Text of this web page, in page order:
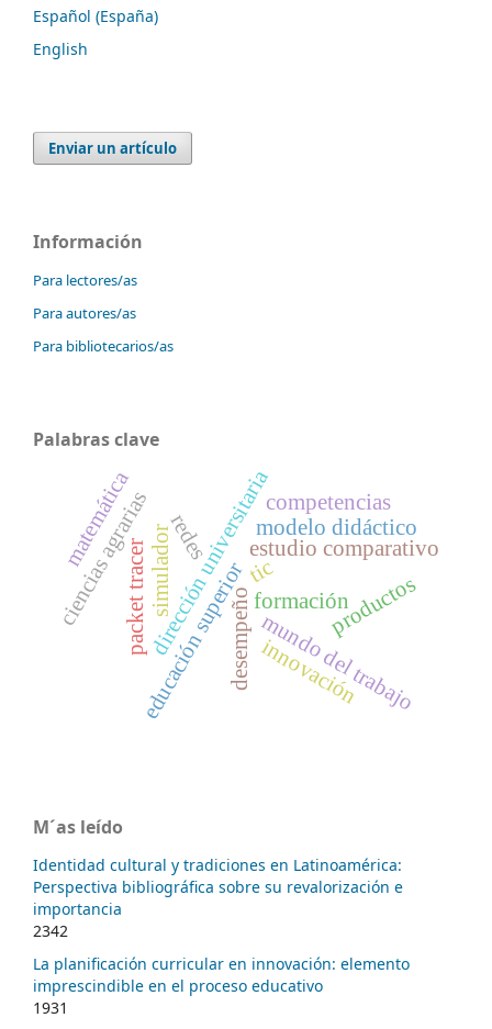
Español (España)
English
Enviar un artículo
Información
Para lectores/as
Para autores/as
Para bibliotecarios/as
Palabras clave
desempeño
educación superior formación
dirección universitariaestudio comparativo
simulador
packet tracer
redes
tic
ciencias agrarias
mundo del trabajo
matemática modelo didáctico
productos
competencias
innovación
M´as leído
Identidad cultural y tradiciones en Latinoamérica:
Perspectiva bibliográfica sobre su revalorización e
importancia
2342
La planificación curricular en innovación: elemento
imprescindible en el proceso educativo
1931